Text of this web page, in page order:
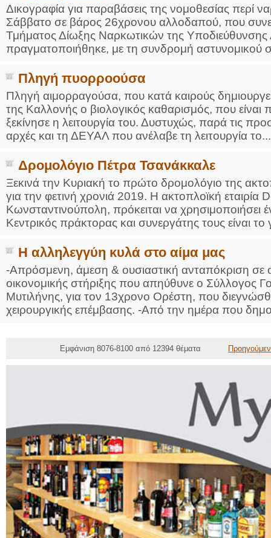
Δικογραφία για παραβάσεις της νομοθεσίας περί
Σάββατο σε βάρος 26χρονου αλλοδαπού, που
Τμήματος Δίωξης Ναρκωτικών της
πραγματοποιήθηκε, με τη συνδρομή αστυνομικού
Πληγή πυορροούσα
Πληγή αιμορραγούσα, που κατά καιρούς
της Καλλονής ο βιολογικός καθαρισμός, που
ξεκίνησε η λειτουργία του. Δυστυχώς, παρά τις
αρχές και τη ΔΕΥΑΛ που ανέλαβε τη λειτουργία το...
Δρομολόγιο Πέτρα Τσανάκκαλε
Ξεκινά την Κυριακή το πρώτο δρομολόγιο της
για την φετινή χρονιά 2019. Η ακτοπλοϊκή
Κωνσταντινούπολη, πρόκειται να χρησιμοποιήσει
Κεντρικός πράκτορας και συνεργάτης τους είναι
Η αλληλεγγύη κυλά στο αίμα μας
-Απρόσμενη, άμεση & ουσιαστική ανταπόκριση σε
οικονομικής στήριξης που απηύθυνε ο Σύλλογος
Μυτιλήνης, για τον 13χρονο Ορέστη, που
χειρουργικής επέμβασης. -Από την ημέρα που
Εμφάνιση 8076-8100 από 12394 θέματα